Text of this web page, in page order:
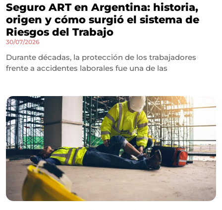
Seguro ART en Argentina: historia,
origen y cómo surgió el sistema de
Riesgos del Trabajo
30/07/2026
Durante décadas, la protección de los trabajadores
frente a accidentes laborales fue una de las